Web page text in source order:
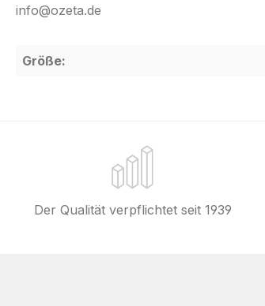
info@ozeta.de
Größe:
Der Qualität verpflichtet seit 1939